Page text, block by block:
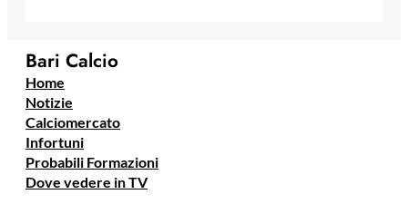
Bari Calcio
Home
Notizie
Calciomercato
Infortuni
Probabili Formazioni
Dove vedere in TV